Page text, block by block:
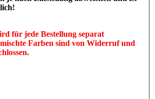
für jede Bestellung separat
Farben sind von Widerruf und